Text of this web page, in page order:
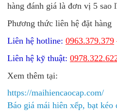
hàng đánh giá là đơn vị 5 sao
Phương thức liên hệ đặt hàng
Liên hệ hotline: 0963.379.379
Liên hệ kỹ thuật:
Xem thêm tại:
https://maihiencaocap.com/
Báo giá mái hiên xếp, bạt